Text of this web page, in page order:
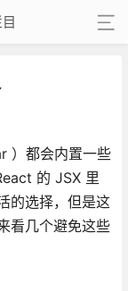
）都会内置一些
的 JSX 里
的选择，但是这
看几个避免这些